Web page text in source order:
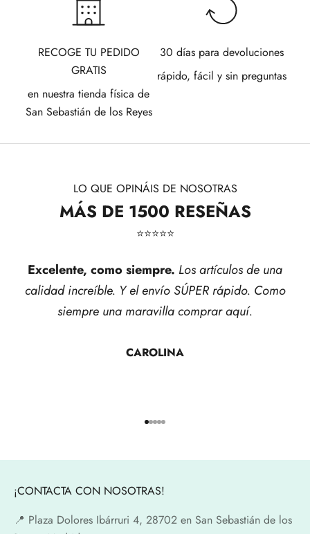
RECOGE TU PEDIDO
GRATIS
en nuestra tienda física de
San Sebastián de los Reyes
30 días para devoluciones
rápido, fácil y sin preguntas
LO QUE OPINÁIS DE NOSOTRAS
MÁS DE 1500 RESEÑAS
⭐​⭐​⭐​⭐​⭐​
Excelente, como siempre. Los artículos de una
calidad increíble. Y el envío SÚPER rápido. Como
siempre una maravilla comprar aquí.
CAROLINA
Ir al artículo 1
Ir al artículo 2
Ir al artículo 3
Ir al artículo 4
Ir al artículo 5
¡CONTACTA CON NOSOTRAS!
📍​ Plaza Dolores Ibárruri 4, 28702 en San Sebastián de los